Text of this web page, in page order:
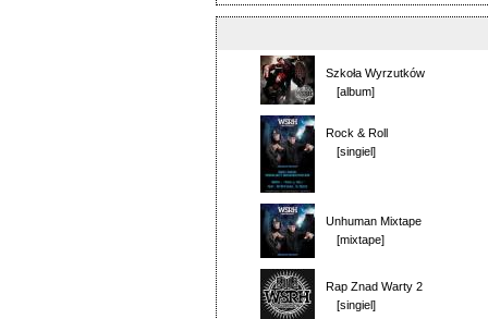
Szkoła Wyrzutków
[album]
Rock & Roll
[singiel]
Unhuman Mixtape
[mixtape]
Rap Znad Warty 2
[singiel]